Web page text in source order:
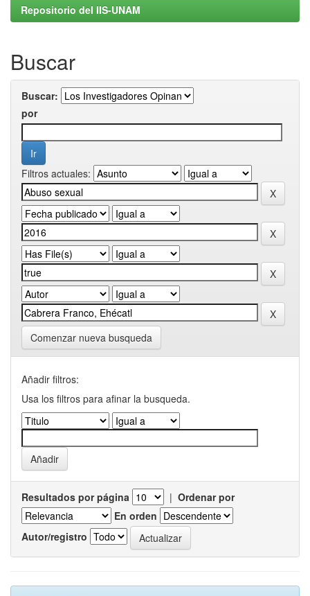
Repositorio del IIS-UNAM
Buscar
Buscar:
por
Filtros actuales:
Comenzar nueva busqueda
Añadir filtros:
Usa los filtros para afinar la busqueda.
Resultados por página | Ordenar por
En orden
Autor/registro